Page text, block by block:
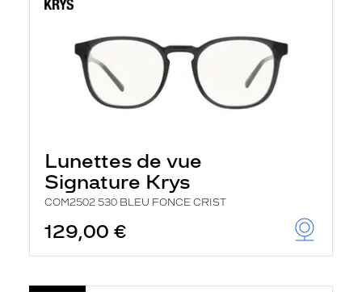
Lunettes de vue
Signature Krys
COM2502 530 BLEU FONCE CRIST
129,00 €